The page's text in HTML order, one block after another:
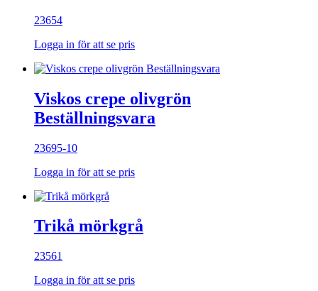
23654
Logga in för att se pris
Viskos crepe olivgrön
Beställningsvara
23695-10
Logga in för att se pris
Trikå mörkgrå
23561
Logga in för att se pris